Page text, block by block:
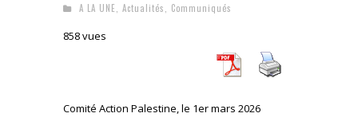
A LA UNE
Actualités Communiqués
858 vues
Comité Action Palestine, le 1er mars 2026